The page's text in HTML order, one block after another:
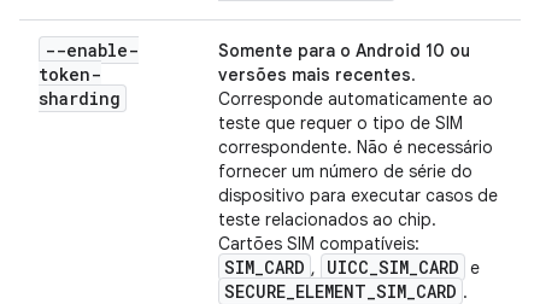
--enable-
token-
sharding
Somente para o Android 10 ou
versões mais recentes.
Corresponde automaticamente ao
teste que requer o tipo de SIM
correspondente. Não é necessário
fornecer um número de série do
dispositivo para executar casos de
teste relacionados ao chip.
Cartões SIM compatíveis:
SIM_CARD , UICC_SIM_CARD e
SECURE_ELEMENT_SIM_CARD .